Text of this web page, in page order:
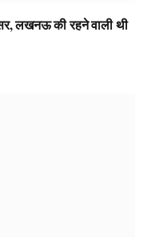
लखनऊ की रहने वाली थी